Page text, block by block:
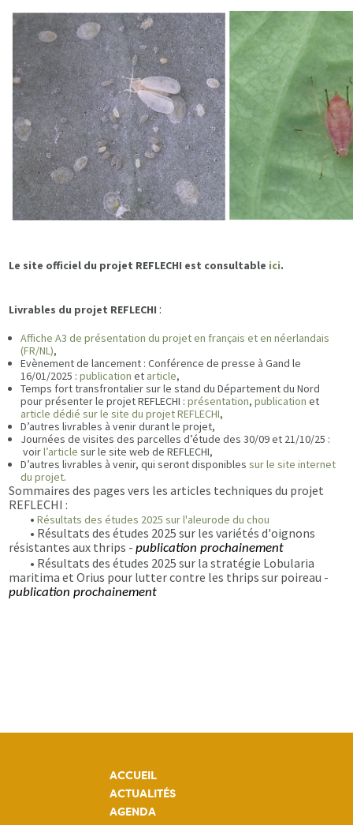
Le site officiel du projet REFLECHI est consultable ici.
Livrables du projet REFLECHI :
Affiche A3 de présentation du projet en français et en néerlandais
(FR/NL),
Evènement de lancement : Conférence de presse à Gand le
16/01/2025 :publication et article,
Temps fort transfrontalier sur le stand du Département du Nord
pour présenter le projet REFLECHI :présentation,publication et
article dédié sur le site du projet REFLECHI,
D’autres livrables à venir durant le projet,
Journées de visites des parcelles d’étude des 30/09 et 21/10/25 :
voirl’article sur le site web de REFLECHI,
D’autres livrables à venir, qui seront disponiblessur le site internet
du projet.
Sommaires des pages vers les articles techniques du projet
REFLECHI :
•Résultats des études 2025 sur l'aleurode du chou
• Résultats des études 2025 sur les variétés d'oignons
résistantes aux thrips -publication prochainement
• Résultats des études 2025 sur la stratégie Lobularia
maritima et Orius pour lutter contre les thrips sur poireau -
publication prochainement
ACCUEIL
ACTUALITÉS
AGENDA